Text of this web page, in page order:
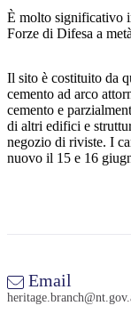
Cerca:
Sign
È molto significativo
Forze di Difesa a
Il sito è costituito da
cemento ad arco
cemento e
di altri edifici e
negozio di riviste. I
nuovo il 15 e 16
Email